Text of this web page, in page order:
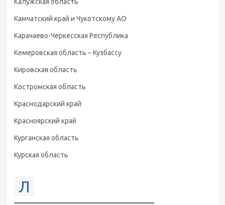
Калужская область
Камчатский край и Чукотскому АО
Карачаево-Черкесская Республика
Кемеровская область – Кузбассу
Кировская область
Костромская область
Краснодарский край
Красноярский край
Курганская область
Курская область
Л